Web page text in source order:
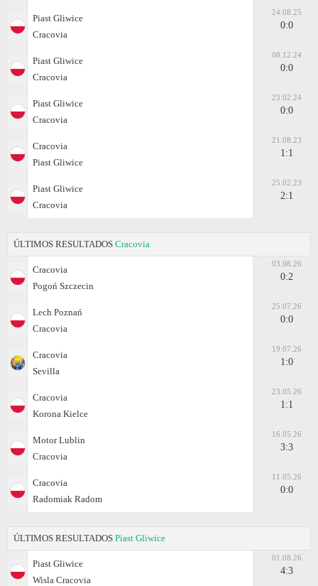
Piast Gliwice
Cracovia
24.08.25
0:0
Piast Gliwice
Cracovia
08.12.24
0:0
Piast Gliwice
Cracovia
23.02.24
0:0
Cracovia
Piast Gliwice
21.08.23
1:1
Piast Gliwice
Cracovia
25.02.23
2:1
ÚLTIMOS RESULTADOS Cracovia
Cracovia
Pogoń Szczecin
03.08.26
0:2
Lech Poznań
Cracovia
25.07.26
0:0
Cracovia
Sevilla
19.07.26
1:0
Cracovia
Korona Kielce
23.05.26
1:1
Motor Lublin
Cracovia
16.05.26
3:3
Cracovia
Radomiak Radom
11.05.26
0:0
ÚLTIMOS RESULTADOS Piast Gliwice
Piast Gliwice
Wisla Cracovia
01.08.26
4:3